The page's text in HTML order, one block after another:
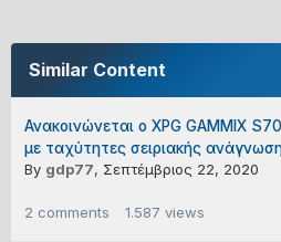
Similar Content
Ανακοινώνεται ο XPG GAMMIX
με ταχύτητες σειριακής
By gdp77, Σεπτέμβριος 22, 2020
2 comments 1.587 views